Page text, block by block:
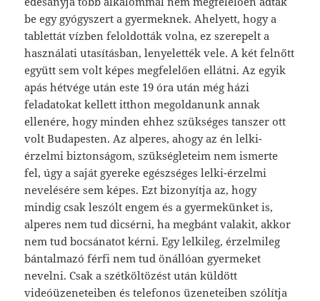
be egy gyógyszert a gyermeknek. Ahelyett, hogy a
tablettát vízben feloldották volna, ez szerepelt a
használati utasításban, lenyelették vele. A két felnőtt
együtt sem volt képes megfelelően ellátni. Az egyik
apás hétvége után este 19 óra után még házi
feladatokat kellett itthon megoldanunk annak
ellenére, hogy minden ehhez szükséges tanszer ott
volt Budapesten. Az alperes, ahogy az én lelki-
érzelmi biztonságom, szükségleteim nem ismerte
fel, úgy a saját gyereke egészséges lelki-érzelmi
nevelésére sem képes. Ezt bizonyítja az, hogy
mindig csak leszólt engem és a gyermekünket is,
alperes nem tud dicsérni, ha megbánt valakit, akkor
nem tud bocsánatot kérni. Egy lelkileg, érzelmileg
bántalmazó férfi nem tud önállóan gyermeket
nevelni. Csak a szétköltözést után küldött
videóüzeneteiben és telefonos üzeneteiben szólítja